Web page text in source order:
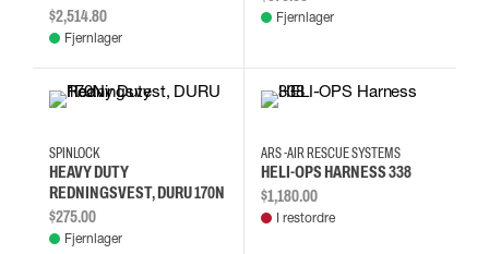
$2,514.80
Fjernlager
Fjernlager
SPINLOCK
HEAVY DUTY
REDNINGSVEST, DURU 170N
$275.00
Fjernlager
L/XL
ARS -AIR RESCUE SYSTEMS
HELI-OPS HARNESS 338
$1,180.00
I restordre